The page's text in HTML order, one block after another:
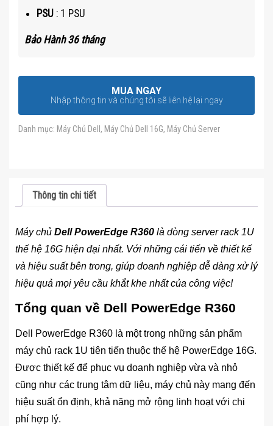
PSU : 1 PSU
Bảo Hành 36 tháng
MUA NGAY
Nhập thông tin và chúng tôi sẽ liên hệ lại ngay
Danh mục: Máy Chủ Dell , Máy Chủ Dell 16G, Máy Chủ Server
Thông tin chi tiết
Máy chủ Dell PowerEdge R360 là dòng server rack 1U
thế hệ 16G hiện đại nhất. Với những cái tiến về thiết kế
và hiệu suất bên trong, giúp doanh nghiệp dễ dàng xử lý
hiệu quả mọi yêu cầu khắt khe nhất của công việc!
Tổng quan về Dell PowerEdge R360
Dell PowerEdge R360 là một trong những sản phẩm
máy chủ rack 1U tiên tiến thuộc thế hệ PowerEdge 16G.
Được thiết kế để phục vụ doanh nghiệp vừa và nhỏ
cũng như các trung tâm dữ liệu, máy chủ này mang đến
hiệu suất ổn định, khả năng mở rộng linh hoạt với chi
phí hợp lý.